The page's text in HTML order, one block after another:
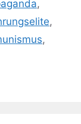
,
,
,